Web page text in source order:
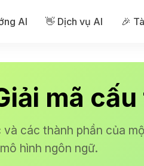
AI 👋 Dịch vụ AI 🎉
mã
và các thành phần của
hình ngôn ngữ.